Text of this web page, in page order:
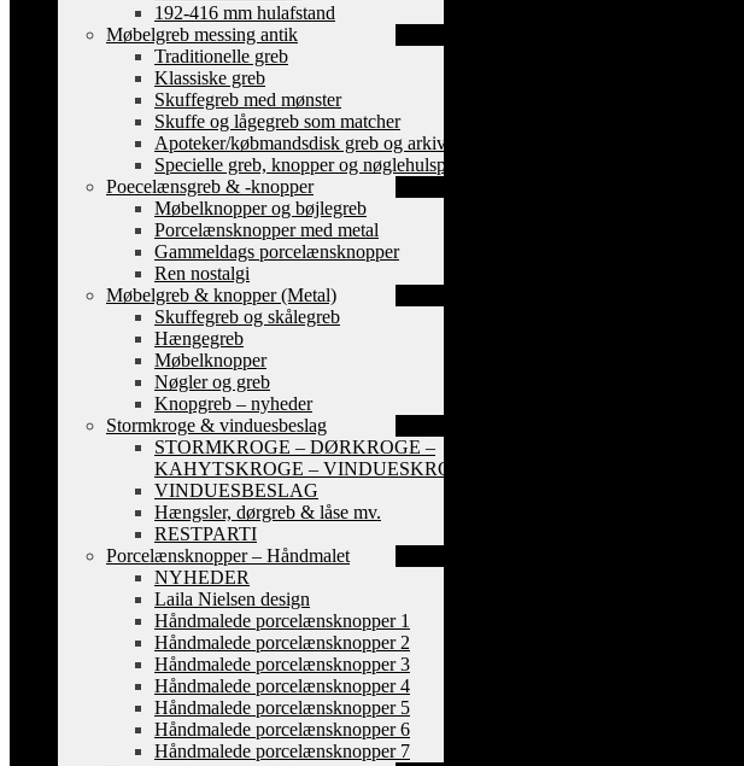
192-416 mm hulafstand
Møbelgreb messing antik
Traditionelle greb
Klassiske greb
Skuffegreb med mønster
Skuffe og lågegreb som matcher
Apoteker/købmandsdisk greb og arkiv skilte
Specielle greb, knopper og nøglehulsplader
Poecelænsgreb & -knopper
Møbelknopper og bøjlegreb
Porcelænsknopper med metal
Gammeldags porcelænsknopper
Ren nostalgi
Møbelgreb & knopper (Metal)
Skuffegreb og skålegreb
Hængegreb
Møbelknopper
Nøgler og greb
Knopgreb – nyheder
Stormkroge & vinduesbeslag
STORMKROGE – DØRKROGE –
KAHYTSKROGE – VINDUESKROGE
VINDUESBESLAG
Hængsler, dørgreb & låse mv.
RESTPARTI
Porcelænsknopper – Håndmalet
NYHEDER
Laila Nielsen design
Håndmalede porcelænsknopper 1
Håndmalede porcelænsknopper 2
Håndmalede porcelænsknopper 3
Håndmalede porcelænsknopper 4
Håndmalede porcelænsknopper 5
Håndmalede porcelænsknopper 6
Håndmalede porcelænsknopper 7